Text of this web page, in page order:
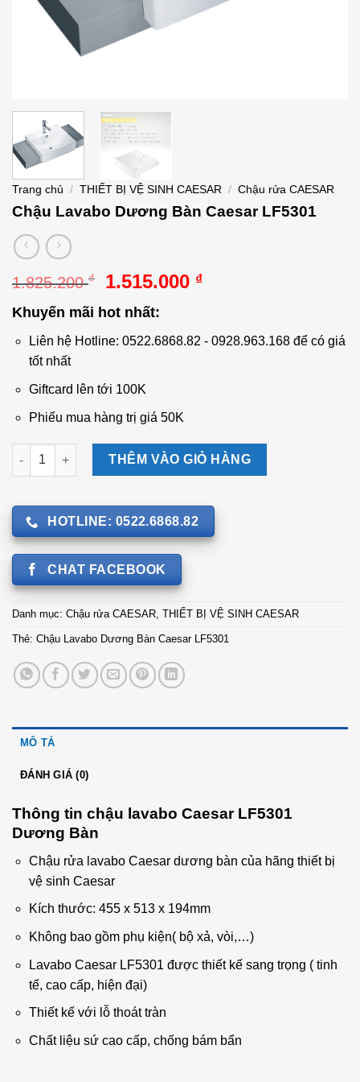
Trang chủ / THIẾT BỊ VỆ SINH CAESAR / Chậu rửa CAESAR
Chậu Lavabo Dương Bàn Caesar LF5301
1.825.200₫
Giá
là:
1.825.200 ₫.
1.515.000 ₫Giá
là:
Khuyến mãi hot nhất:
Liên hệ Hotline: 0522.6868.82 - 0928.963.168 để có giá
tốt nhất
Giftcard lên tới 100K
Phiếu mua hàng trị giá 50K
Chậu Lavabo Dương Bàn Caesar LF5301 số lượng
THÊM VÀO GIỎ HÀNG
HOTLINE: 0522.6868.82
CHAT FACEBOOK
Danh mục: Chậu rửa CAESAR, THIẾT BỊ VỆ SINH CAESAR
Thẻ: Chậu Lavabo Dương Bàn Caesar LF5301
MÔ TẢ
ĐÁNH GIÁ (0)
Thông tin chậu lavabo Caesar LF5301
Dương Bàn
Chậu rửa lavabo Caesar dương bàn của hãng thiết bị
vệ sinh Caesar
Kích thước: 455 x 513 x 194mm
Không bao gồm phụ kiện( bộ xả, vòi,…)
Lavabo Caesar LF5301 được thiết kế sang trọng ( tinh
tế, cao cấp, hiện đại)
Thiết kế với lỗ thoát tràn
Chất liệu sứ cao cấp, chống bám bẩn